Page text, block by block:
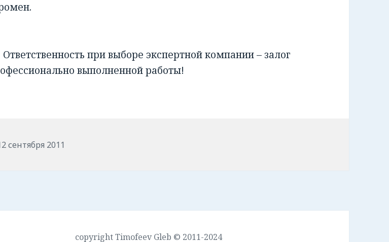
при выборе экспертной компании – залог
выполненной работы!
сентября 2011
copyright Timofeev Gleb © 2011-2024